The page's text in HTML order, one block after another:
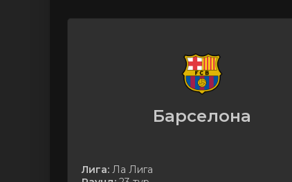
Барселона
Лига: Ла Лига